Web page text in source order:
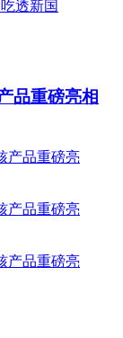
品重磅亮相